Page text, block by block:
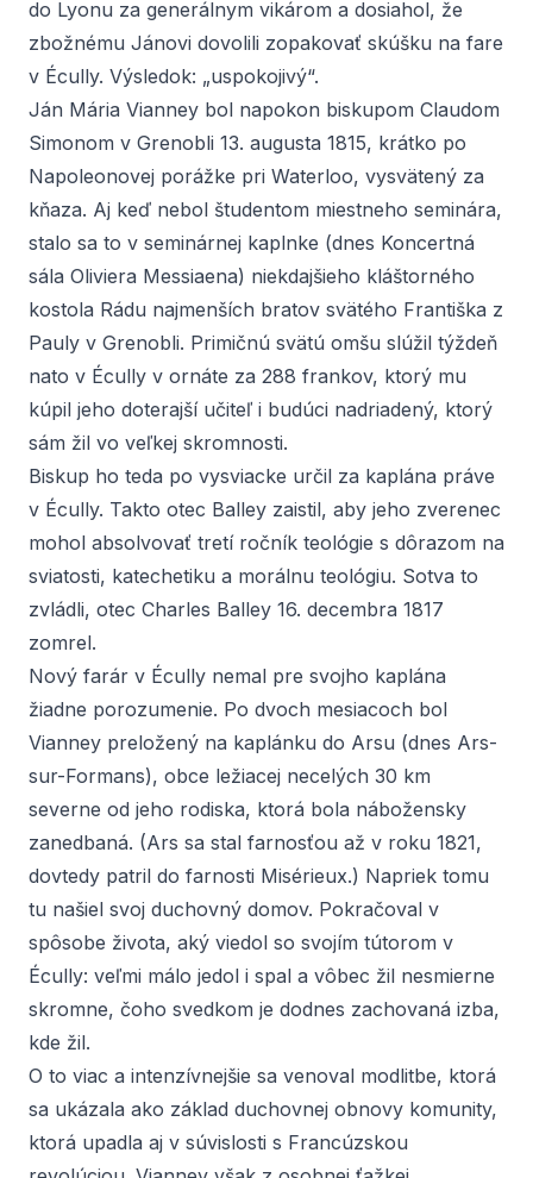
do Lyonu za generálnym vikárom a dosiahol, že
zbožnému Jánovi dovolili zopakovať skúšku na fare
v Écully. Výsledok: „uspokojivý“.
Ján Mária Vianney bol napokon biskupom Claudom
Simonom v Grenobli 13. augusta 1815, krátko po
Napoleonovej porážke pri Waterloo, vysvätený za
kňaza. Aj keď nebol študentom miestneho seminára,
stalo sa to v seminárnej kaplnke (dnes Koncertná
sála Oliviera Messiaena) niekdajšieho kláštorného
kostola Rádu najmenších bratov svätého Františka z
Pauly v Grenobli. Primičnú svätú omšu slúžil týždeň
nato v Écully v ornáte za 288 frankov, ktorý mu
kúpil jeho doterajší učiteľ i budúci nadriadený, ktorý
sám žil vo veľkej skromnosti.
Biskup ho teda po vysviacke určil za kaplána práve
v Écully. Takto otec Balley zaistil, aby jeho zverenec
mohol absolvovať tretí ročník teológie s dôrazom na
sviatosti, katechetiku a morálnu teológiu. Sotva to
zvládli, otec Charles Balley 16. decembra 1817
zomrel.
Nový farár v Écully nemal pre svojho kaplána
žiadne porozumenie. Po dvoch mesiacoch bol
Vianney preložený na kaplánku do Arsu (dnes Ars-
sur-Formans), obce ležiacej necelých 30 km
severne od jeho rodiska, ktorá bola nábožensky
zanedbaná. (Ars sa stal farnosťou až v roku 1821,
dovtedy patril do farnosti Misérieux.) Napriek tomu
tu našiel svoj duchovný domov. Pokračoval v
spôsobe života, aký viedol so svojím tútorom v
Écully: veľmi málo jedol i spal a vôbec žil nesmierne
skromne, čoho svedkom je dodnes zachovaná izba,
kde žil.
O to viac a intenzívnejšie sa venoval modlitbe, ktorá
sa ukázala ako základ duchovnej obnovy komunity,
ktorá upadla aj v súvislosti s Francúzskou